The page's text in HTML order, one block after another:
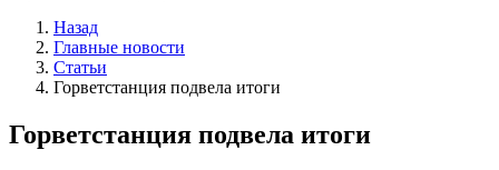
Назад
Главные новости
Статьи
Горветстанция подвела итоги
Горветстанция подвела итоги